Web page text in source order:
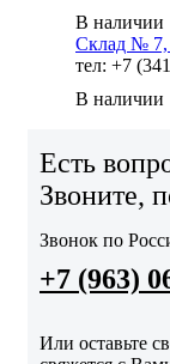
В наличии
Склад № 7,
тел: +7
В наличии
Есть
Звоните,
Звонок по
+7 (963)
Или оставьте